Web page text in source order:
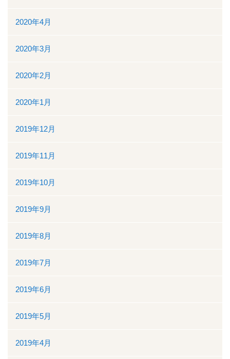
2020年4月
2020年3月
2020年2月
2020年1月
2019年12月
2019年11月
2019年10月
2019年9月
2019年8月
2019年7月
2019年6月
2019年5月
2019年4月